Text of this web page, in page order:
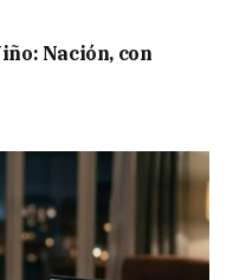
Nación, con